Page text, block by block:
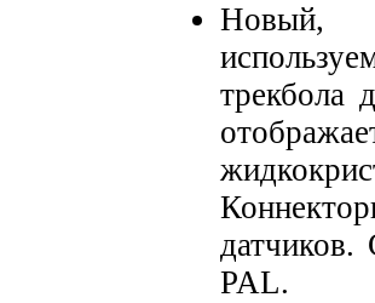
Новый,
трекбола
датчиков.
PAL.